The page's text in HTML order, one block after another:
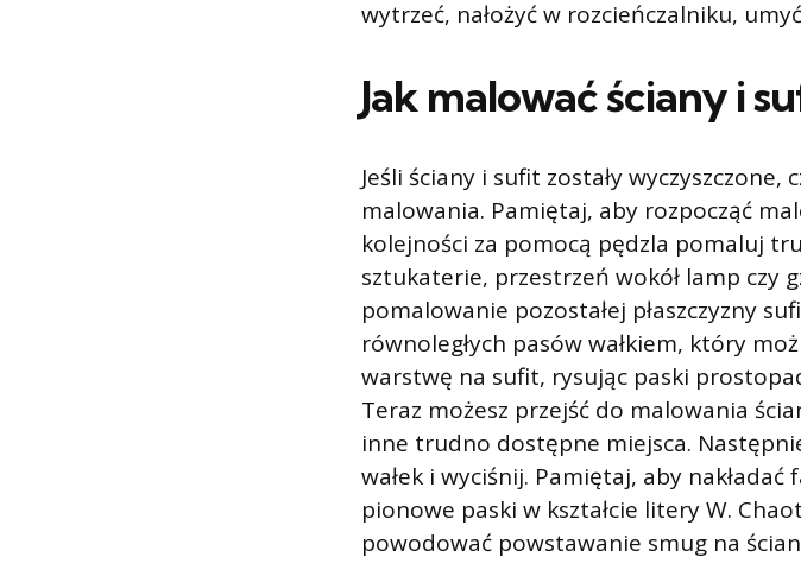
wytrzeć, nałożyć w rozcieńczalniku,
Jak malować ściany i
Jeśli ściany i sufit zostały wyczyszczone,
malowania. Pamiętaj, aby rozpocząć
kolejności za pomocą pędzla pomaluj
sztukaterie, przestrzeń wokół lamp czy
pomalowanie pozostałej płaszczyzny
równoległych pasów wałkiem, który
warstwę na sufit, rysując paski
Teraz możesz przejść do malowania
inne trudno dostępne miejsca.
wałek i wyciśnij. Pamiętaj, aby
pionowe paski w kształcie litery W.
powodować powstawanie smug na